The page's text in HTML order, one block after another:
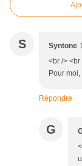
S Syntone
<br />
Pour
Répondre
G